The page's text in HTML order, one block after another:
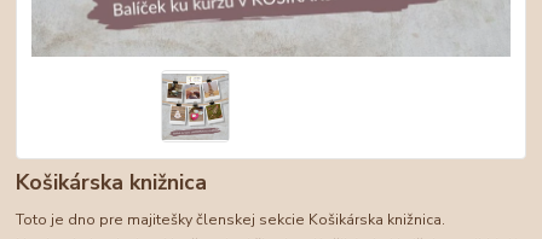
Košikárska knižnica
Toto je dno pre majitešky členskej sekcie Košikárska knižnica.